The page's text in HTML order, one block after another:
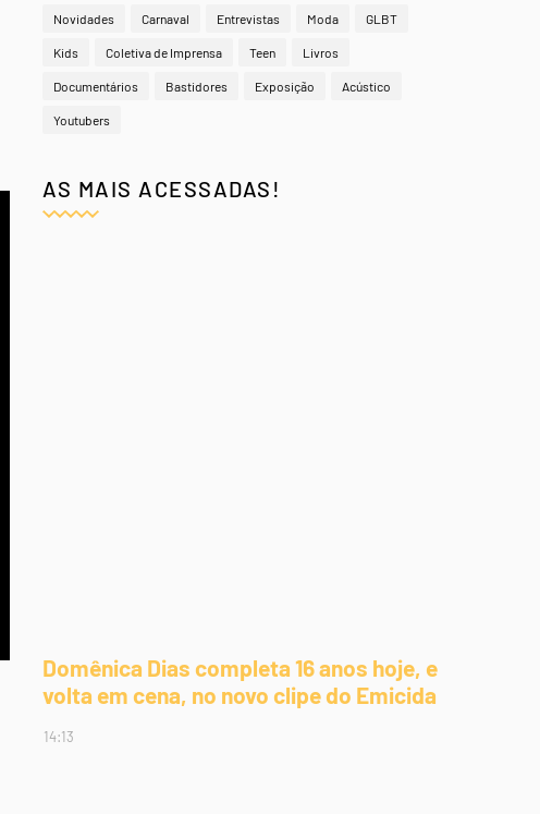
Novidades Carnaval Entrevistas Moda GLBT
Kids Coletiva de Imprensa Teen Livros
Documentários Bastidores Exposição Acústico
Youtubers
AS MAIS ACESSADAS!
Domênica Dias completa 16 anos hoje, e
volta em cena, no novo clipe do Emicida
14:13